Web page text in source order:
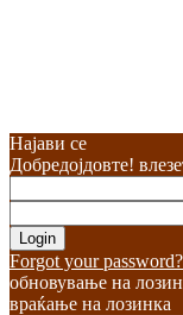
Најави се
Добредојдовте!
Forgot your
обновување на
враќање на лозинка